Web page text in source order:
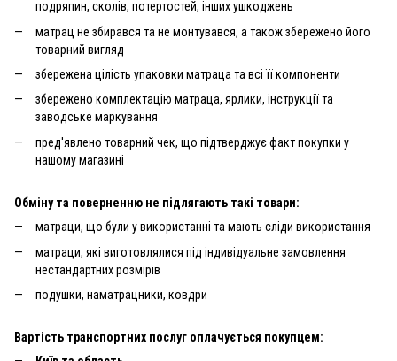
подряпин, сколів, потертостей, інших ушкоджень
матрац не збирався та не монтувався, а також збережено його
товарний вигляд
збережена цілість упаковки матраца та всі її компоненти
збережено комплектацію матраца, ярлики, інструкції та
заводське маркування
пред'явлено товарний чек, що підтверджує факт покупки у
нашому магазині
Обміну та поверненню не підлягають такі товари:
матраци, що були у використанні та мають сліди використання
матраци, які виготовлялися під індивідуальне замовлення
нестандартних розмірів
подушки, наматрацники, ковдри
Вартість транспортних послуг оплачується покупцем: